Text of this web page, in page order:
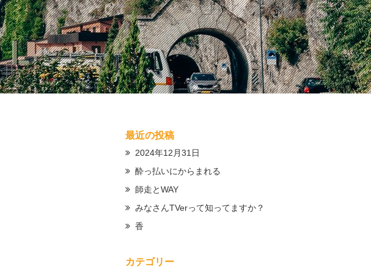
最近の投稿
2024年12月31日
酔っ払いにからまれる
師走とWAY
みなさんTVerって知ってますか？
香
カテゴリー